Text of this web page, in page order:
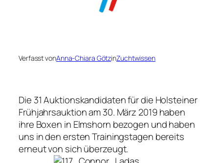
Verfasst vonAnna-Chiara GötzinZuchtwissen
Die 31 Auktionskandidaten für die Holsteiner
Frühjahrsauktion am 30. März 2019 haben
ihre Boxen in Elmshorn bezogen und haben
uns in den ersten Trainingstagen bereits
erneut von sich überzeugt.